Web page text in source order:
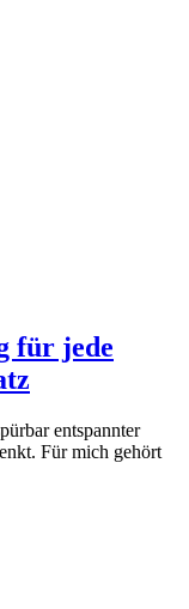
für jede
entspannter
Für mich gehört